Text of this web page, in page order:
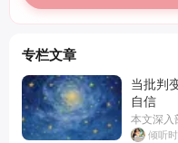
专栏文章
当批判
自信
本文深入
倾听